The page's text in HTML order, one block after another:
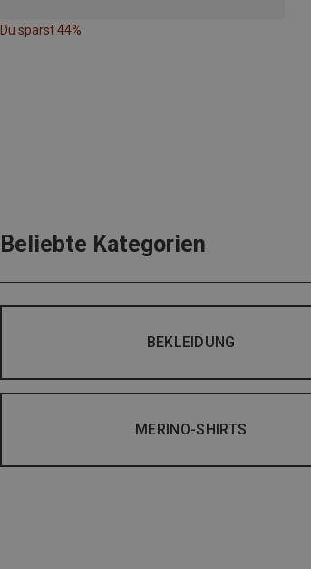
Du sparst 44%
Beliebte Kategorien
BEKLEIDUNG
MERINO-SHIRTS